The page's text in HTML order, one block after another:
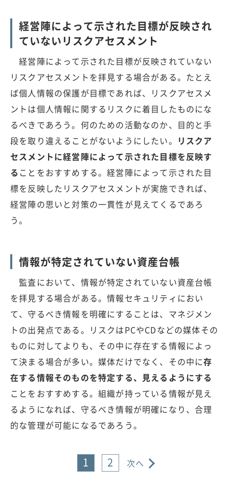
経営陣によって示された目標が反映され
ていないリスクアセスメント
経営陣によって示された目標が反映されていない
リスクアセスメントを拝見する場合がある。たとえ
ば個人情報の保護が目標であれば、リスクアセスメ
ントは個人情報に関するリスクに着目したものにな
るべきであろう。何のための活動なのか、目的と手
段を取り違えることがないようにしたい。 リスクア
セスメントに経営陣によって示された目標を反映す
る ことをおすすめする。経営陣によって示された目
標を反映したリスクアセスメントが実施できれば、
経営陣の思いと対策の一貫性が見えてくるであろ
う。
情報が特定されていない資産台帳
監査において、情報が特定されていない資産台帳
を拝見する場合がある。情報セキュリティにおい
て、守るべき情報を明確にすることは、マネジメン
トの出発点である。リスクはPCやCDなどの媒体その
ものに対してよりも、その中に存在する情報によっ
て決まる場合が多い。媒体だけでなく、その中に存
在する情報そのものを特定する、見えるようにする
ことをおすすめする。組織が持っている情報が見え
るようになれば、守るべき情報が明確になり、合理
的な管理が可能になるであろう。
1 2 次へ